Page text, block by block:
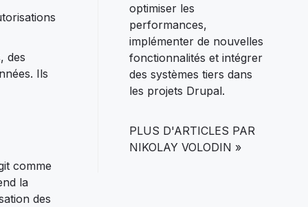
des
Ils
comme
la
des
optimiser les
performances,
implémenter de nouvelles
fonctionnalités et intégrer
des systèmes tiers dans
les projets Drupal.
PLUS D'ARTICLES PAR
NIKOLAY VOLODIN »